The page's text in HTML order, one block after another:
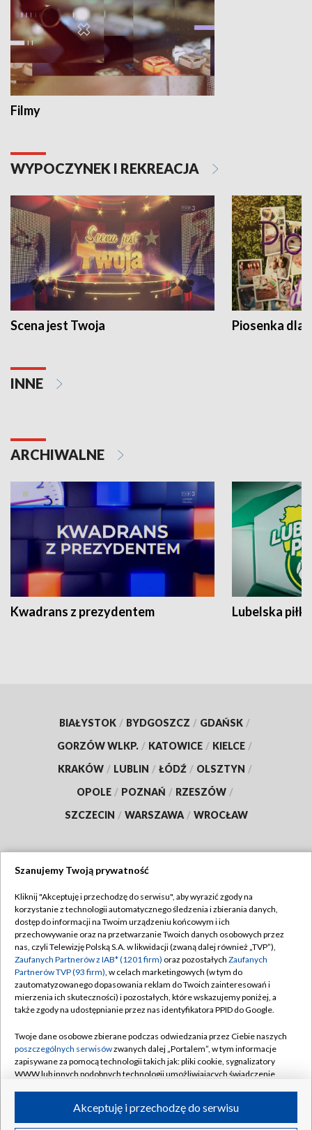
Filmy
WYPOCZYNEK I REKREACJA
Scena jest Twoja Piosenka dla
INNE
ARCHIWALNE
Kwadrans z prezydentem Lubelska piłka
BIAŁYSTOK / BYDGOSZCZ / GDAŃSK /
GORZÓW WLKP. / KATOWICE / KIELCE /
KRAKÓW / LUBLIN / ŁÓDŹ / OLSZTYN /
OPOLE / POZNAŃ / RZESZÓW /
SZCZECIN / WARSZAWA / WROCŁAW
TVP
Abonament TVP
Emisja w TVP
Centrum informacji TVP
Naziemna Telewizja Cyfrowa
Rada Programowa
System NOS
Informacje o nadawcy
Program dla prasy
Regulamin TVP
Polityka prywatności
Moje zgody
Pomoc
Kontakt
Kanały
Szanujemy Twoją prywatność
Kliknij "Akceptuję i przechodzę do serwisu", aby wyrazić zgody na
korzystanie z technologii automatycznego śledzenia i zbierania danych,
dostęp do informacji na Twoim urządzeniu końcowym i ich
przechowywanie oraz na przetwarzanie Twoich danych osobowych przez
nas, czyli Telewizję Polską S.A. w likwidacji (zwaną dalej również „TVP”),
Zaufanych Partnerów z IAB* (1201 firm) oraz pozostałych Zaufanych
Partnerów TVP (93 firm), w celach marketingowych (w tym do
zautomatyzowanego dopasowania reklam do Twoich zainteresowań i
mierzenia ich skuteczności) i pozostałych, które wskazujemy poniżej, a
także zgody na udostępnianie przez nas identyfikatora PPID do Google.
Twoje dane osobowe zbierane podczas odwiedzania przez Ciebie naszych
poszczególnych serwisówzwanych dalej „Portalem”, w tym informacje
zapisywane za pomocą technologii takich jak: pliki cookie, sygnalizatory
WWW lub innych podobnych technologii umożliwiających świadczenie
ruchu w Internecie.Akceptuję i przechodzę do serwisu